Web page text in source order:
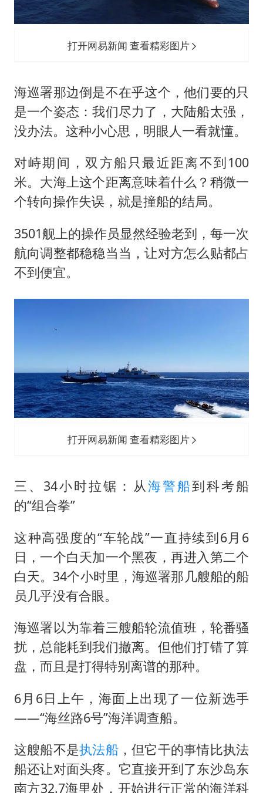
打开网易新闻 查看精彩图片
海巡署那边倒是不在乎这个，他们要的只
是一个姿态：我们尽力了，大陆船太强，
没办法。这种小心思，明眼人一看就懂。
对峙期间，双方船只最近距离不到100
米。大海上这个距离意味着什么？稍微一
个转向操作失误，就是撞船的结局。
3501舰上的操作员显然经验老到，每一次
航向调整都稳稳当当，让对方怎么贴都占
不到便宜。
打开网易新闻 查看精彩图片
三、34小时拉锯：从海警船到科考船
的“组合拳”
这种高强度的“车轮战”一直持续到6月6
日，一个白天加一个黑夜，再进入第二个
白天。34个小时里，海巡署那几艘船的船
员几乎没有合眼。
海巡署以为靠着三艘船轮流值班，轮番骚
扰，总能耗到我们撤离。但他们打错了算
盘，而且是打得特别离谱的那种。
6月6日上午，海面上出现了一位新选手
——“海丝路6号”海洋调查船。
这艘船不是执法船，但它干的事情比执法
船还让对面头疼。它直接开到了东沙岛东
南方32.7海里处，开始进行正常的海洋科